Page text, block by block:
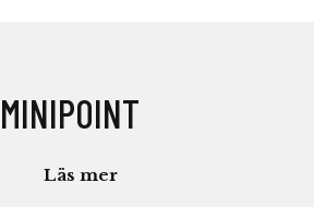
MINIPOINT
Läs mer